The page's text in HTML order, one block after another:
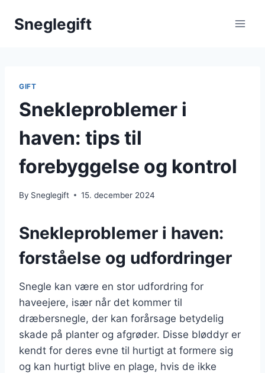
Sneglegift
GIFT
Snekleproblemer i
haven: tips til
forebyggelse og kontrol
By Sneglegift 15. december 2024
Snekleproblemer i haven:
forståelse og udfordringer
Snegle kan være en stor udfordring for
haveejere, især når det kommer til
dræbersnegle, der kan forårsage betydelig
skade på planter og afgrøder. Disse bløddyr er
kendt for deres evne til hurtigt at formere sig
og kan hurtigt blive en plage, hvis de ikke